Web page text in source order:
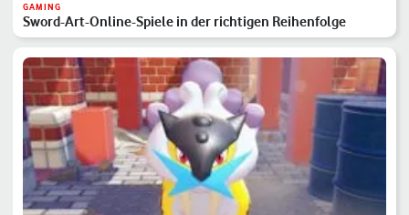
GAMING
Sword-Art-Online-Spiele in der richtigen Reihenfolge